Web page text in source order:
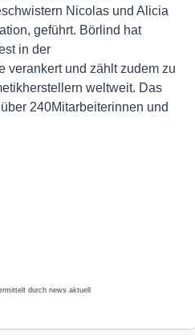
Nicolas und Alicia
geführt. Börlind hat
in der
verankert und zählt zudem zu
weltweit. Das
240Mitarbeiterinnen und
durch news aktuell